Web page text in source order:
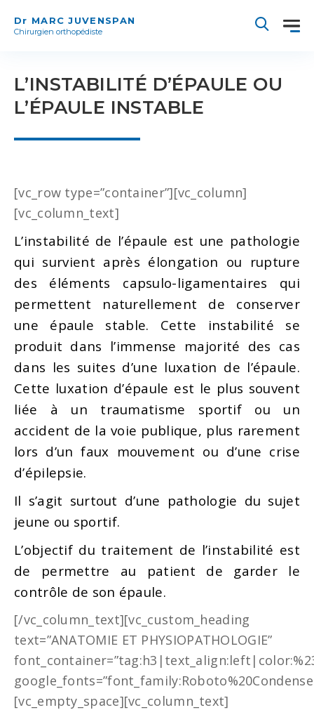
Dr MARC JUVENSPAN
Chirurgien orthopédiste
L’INSTABILITÉ D’ÉPAULE OU
L’ÉPAULE INSTABLE
[vc_row type=”container”][vc_column]
[vc_column_text]
L’instabilité de l’épaule est une pathologie
qui survient après élongation ou rupture
des éléments capsulo-ligamentaires qui
permettent naturellement de conserver
une épaule stable. Cette instabilité se
produit dans l’immense majorité des cas
dans les suites d’une luxation de l’épaule.
Cette luxation d’épaule est le plus souvent
liée à un traumatisme sportif ou un
accident de la voie publique, plus rarement
lors d’un faux mouvement ou d’une crise
d’épilepsie.
Il s’agit surtout d’une pathologie du sujet
jeune ou sportif.
L’objectif du traitement de l’instabilité est
de permettre au patient de garder le
contrôle de son épaule.
[/vc_column_text][vc_custom_heading
text=”ANATOMIE ET PHYSIOPATHOLOGIE”
[vc_empty_space][vc_column_text]